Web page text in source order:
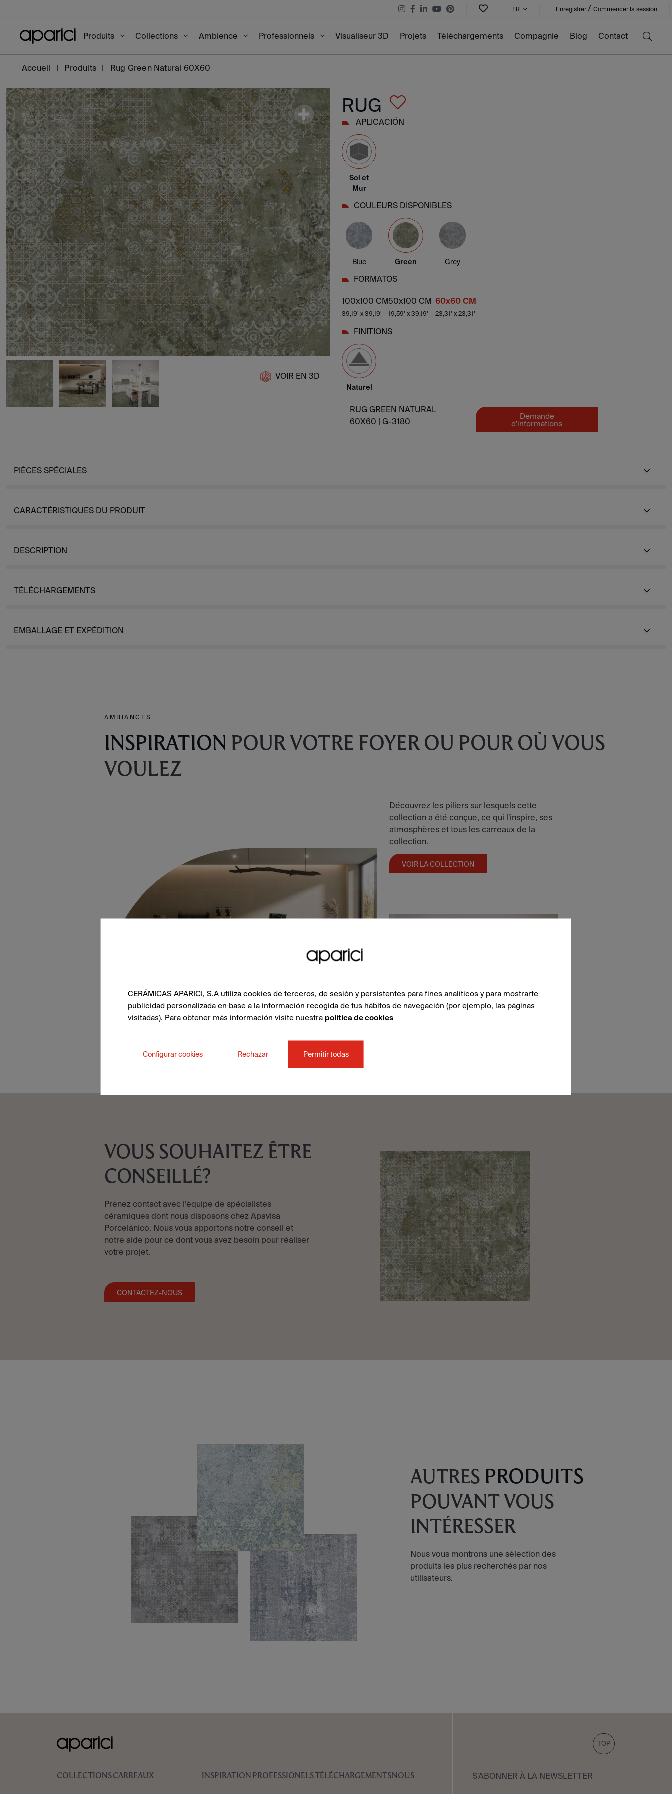
FR Enregistrer / Commencer la session
Produits Collections Ambience Professionnels Visualiseur 3D Projets Téléchargements Compagnie Blog Contact
Accueil Produits Rug Green Natural 60X60
VOIR EN 3D
RUG
APLICACIÓN
Sol et
Mur
COULEURS DISPONIBLES
Blue Green Grey
FORMATOS
100x100 CM
39,19' x 39,19'
50x100 CM
19,59' x 39,19'
60x60 CM
23,31' x 23,31'
FINITIONS
Naturel
RUG GREEN NATURAL
60X60 | G-3180
Demande
d'informations
PIÈCES SPÉCIALES
CARACTÉRISTIQUES DU PRODUIT
DESCRIPTION
TÉLÉCHARGEMENTS
EMBALLAGE ET EXPÉDITION
AMBIANCES
INSPIRATION POUR VOTRE FOYER OU POUR OÙ VOUS
VOULEZ
Découvrez les piliers sur lesquels cette
collection a été conçue, ce qui l'inspire, ses
atmosphères et tous les carreaux de la
collection.
VOIR LA COLLECTION
VOUS SOUHAITEZ ÊTRE
CONSEILLÉ?
Prenez contact avec l’équipe de spécialistes
céramiques dont nous disposons chez Apavisa
Porcelánico. Nous vous apportons notre conseil et
notre aide pour ce dont vous avez besoin pour réaliser
votre projet.
CONTACTEZ-NOUS
AUTRES PRODUITS
POUVANT VOUS
INTÉRESSER
Nous vous montrons une sélection des
produits les plus recherchés par nos
utilisateurs.
TOP
COLLECTIONSCARREAUX INSPIRATION PROFESSIONELS TÉLÉCHARGEMENTSNOUS S'ABONNER À LA NEWSLETTER
CERÁMICAS APARICI, S.A utiliza cookies de terceros, de sesión y persistentes para fines analíticos y para mostrarte
publicidad personalizada en base a la información recogida de tus hábitos de navegación (por ejemplo, las páginas
visitadas). Para obtener más información visite nuestra política de cookies
Configurar cookies Rechazar Permitir todas